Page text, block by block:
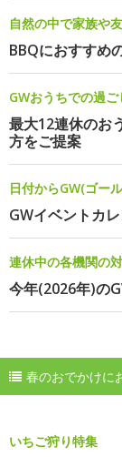
自然の中で家族や
BBQにおすすめ
GWおうちでの過
最大12連休のお
方をご提案
日付からGW(ゴー
GWイベントカ
連休中の各機関の
今年(2026年)の
春のおでかけに
いちご狩り特集